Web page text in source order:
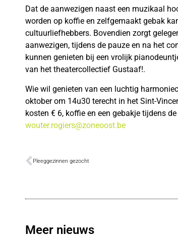
Dat de aanwezigen naast een muzikaal
worden op koffie en zelfgemaakt gebak
cultuurliefhebbers. Bovendien zorgt
aanwezigen, tijdens de pauze en na het
kunnen genieten bij een vrolijk
van het theatercollectief Gustaaf!.
Wie wil genieten van een luchtig
oktober om 14u30 terecht in het Sint-
kosten € 6, koffie en een gebakje tijdens
wouter.rogiers@zoneoost.be
Pleeggezinnen gezocht
Meer nieuws